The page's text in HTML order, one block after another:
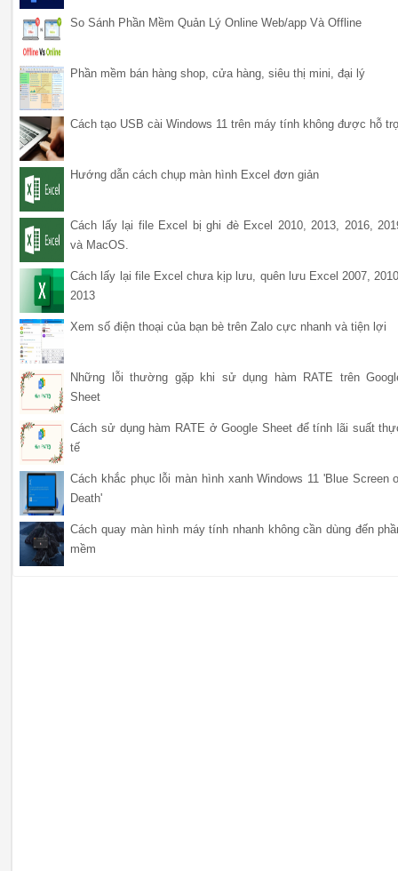
So Sánh Phần Mềm Quản Lý Online Web/app Và Offline
Phần mềm bán hàng shop, cửa hàng, siêu thị mini, đại lý
Cách tạo USB cài Windows 11 trên máy tính không được hỗ
Hướng dẫn cách chụp màn hình Excel đơn giản
Cách lấy lại file Excel bị ghi đè Excel 2010, 2013, 2016,
và MacOS.
Cách lấy lại file Excel chưa kịp lưu, quên lưu Excel 2007,
2013
Xem số điện thoại của bạn bè trên Zalo cực nhanh và tiện lợi
Những lỗi thường gặp khi sử dụng hàm RATE trên
Sheet
Cách sử dụng hàm RATE ở Google Sheet để tính lãi suất
tế
Cách khắc phục lỗi màn hình xanh Windows 11 'Blue Screen
Death'
Cách quay màn hình máy tính nhanh không cần dùng đến
mềm